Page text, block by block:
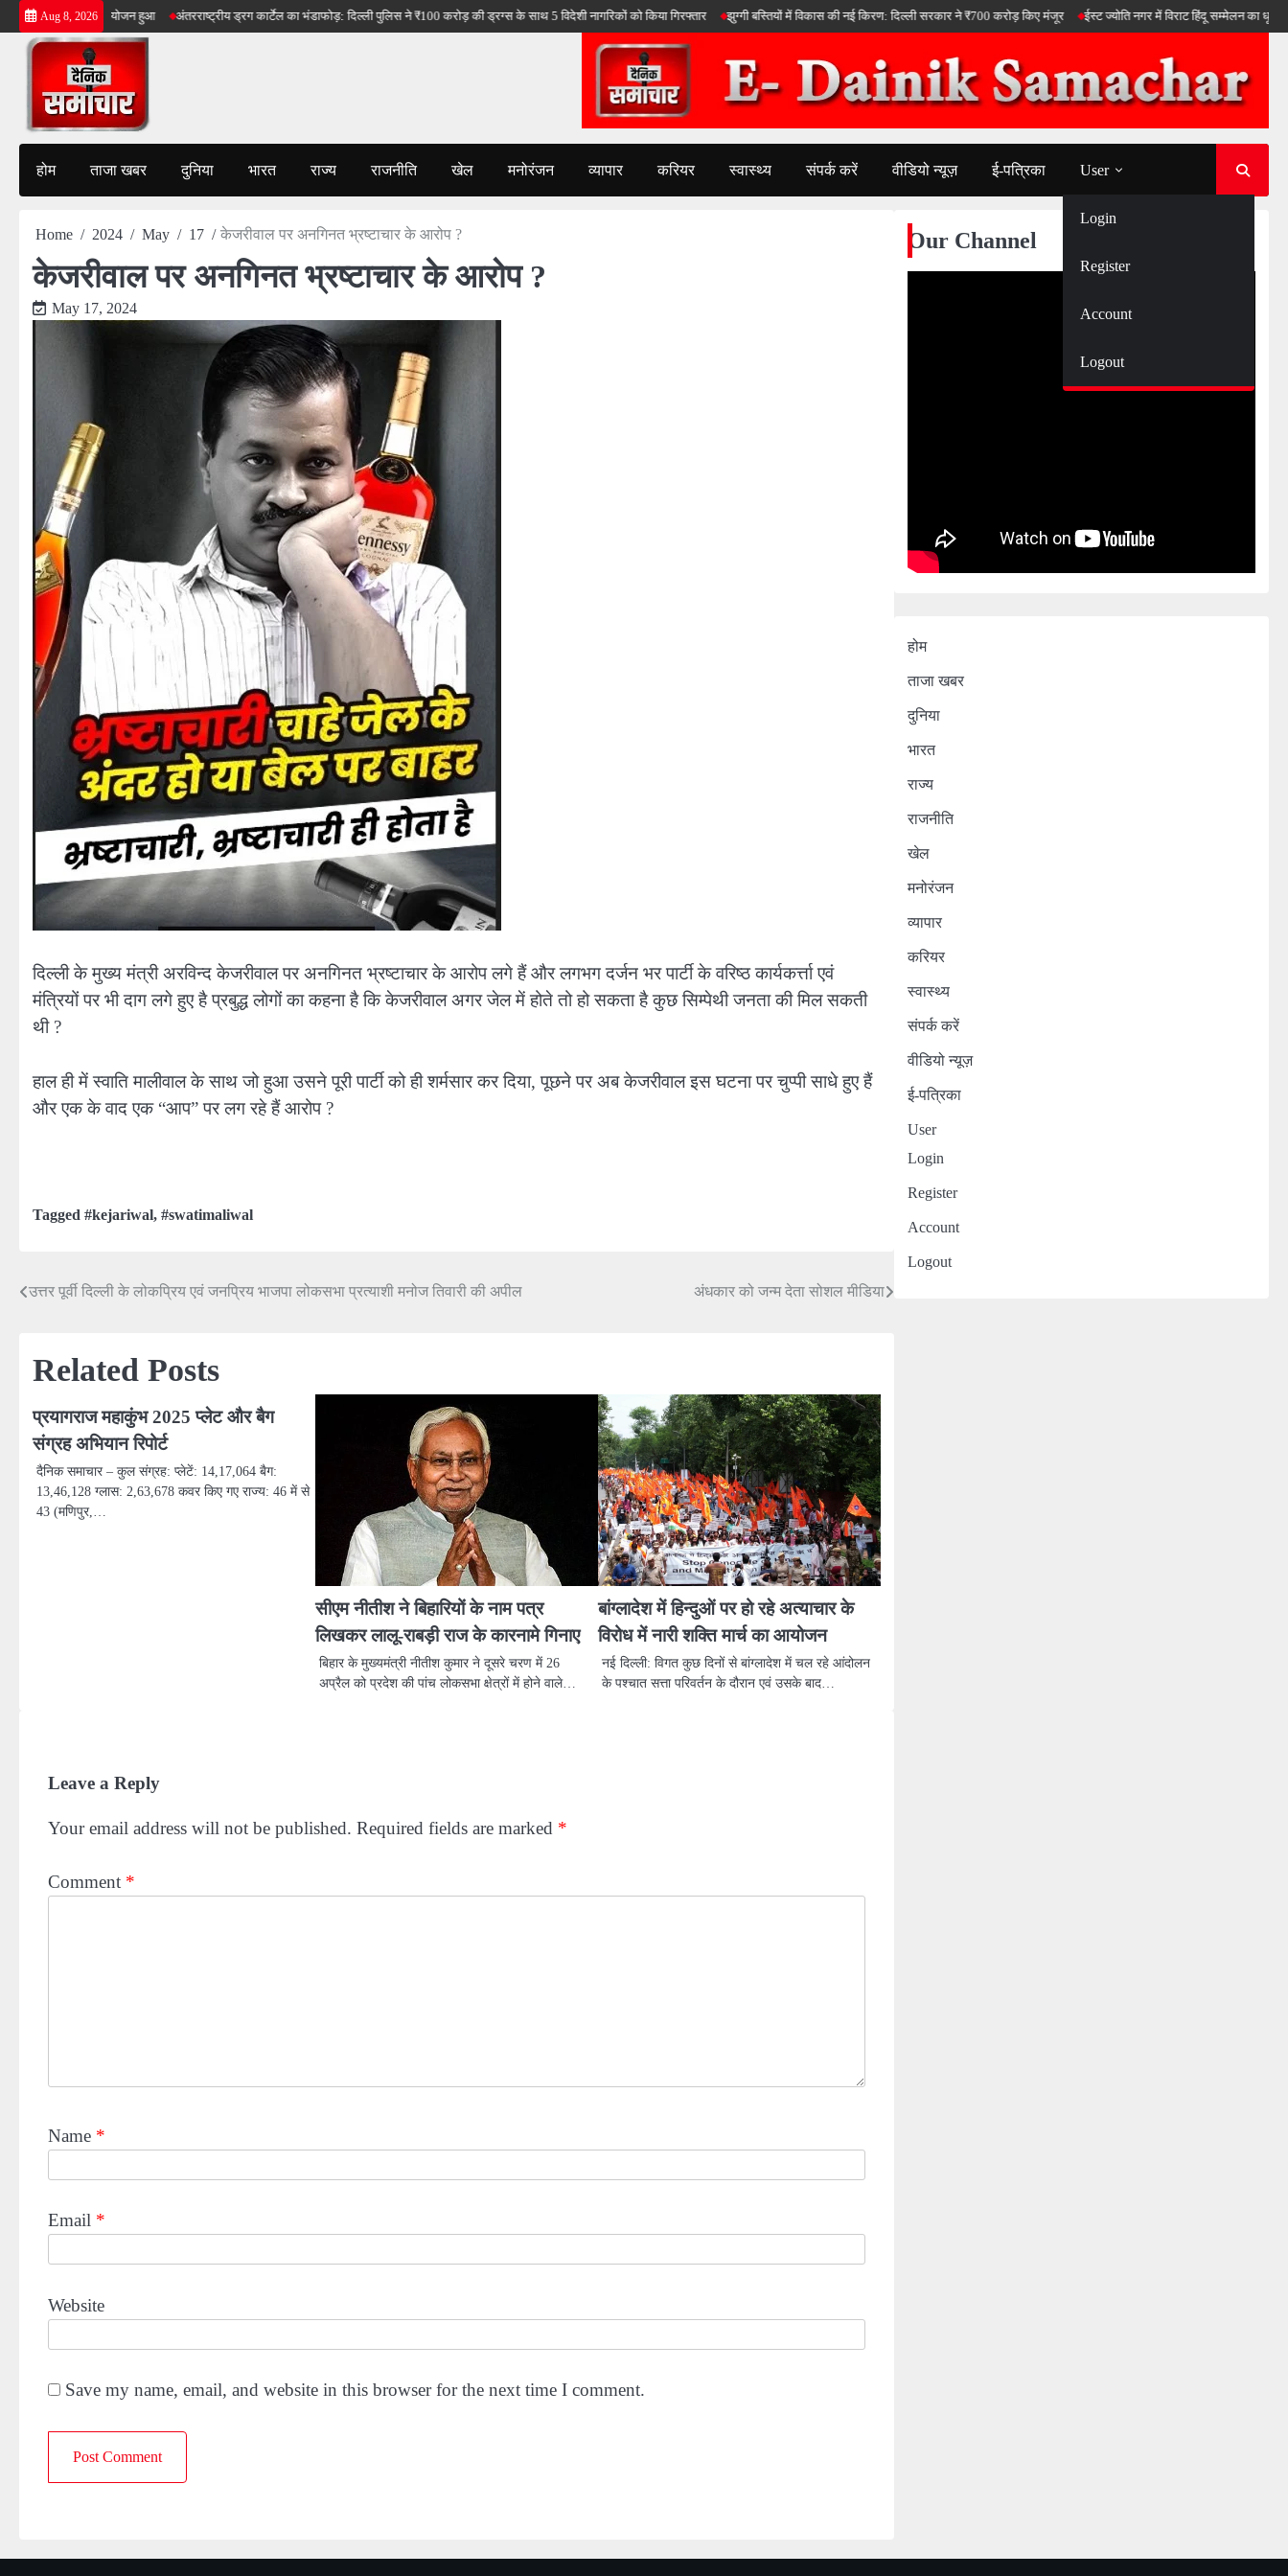
Skip
to
content
Aug 8, 2026
का धूम धाम से आयोजन हुआ अंतरराष्ट्रीय ड्रग कार्टेल का भंडाफोड़: दिल्ली पुलिस ने ₹100 करोड़ की ड्रग्स के साथ 5 विदेशी नागरिकों को किया गिरफ्तार झुग्गी बस्तियों में विकास की नई किरण: दिल्ली सरकार ने ₹700 करोड़ किए मंजूर ईस्ट ज्योति नगर में विराट हिंदू सम्मेलन का धूम धाम से
होम ताजा खबर दुनिया भारत राज्य राजनीति खेल मनोरंजन व्यापार करियर स्वास्थ्य संपर्क करें वीडियो न्यूज़ ई-पत्रिका User
Login
Register
Account
Logout
Home 2024 May 17 केजरीवाल पर अनगिनत भ्रष्टाचार के आरोप ?
केजरीवाल पर अनगिनत भ्रष्टाचार के आरोप ?
May 17, 2024
दिल्ली के मुख्य मंत्री अरविन्द केजरीवाल पर अनगिनत भ्रष्टाचार के आरोप लगे हैं और लगभग दर्जन भर पार्टी के वरिष्ठ कार्यकर्त्ता एवं
मंत्रियों पर भी दाग लगे हुए है प्रबुद्ध लोगों का कहना है कि केजरीवाल अगर जेल में होते तो हो सकता है कुछ सिम्पेथी जनता की मिल सकती
थी ?
हाल ही में स्वाति मालीवाल के साथ जो हुआ उसने पूरी पार्टी को ही शर्मसार कर दिया, पूछने पर अब केजरीवाल इस घटना पर चुप्पी साधे हुए हैं
और एक के वाद एक “आप” पर लग रहे हैं आरोप ?
Tagged #kejariwal, #swatimaliwal
Post
उत्तर पूर्वी दिल्ली के लोकप्रिय एवं जनप्रिय भाजपा लोकसभा प्रत्याशी मनोज तिवारी की अपील अंधकार को जन्म देता सोशल मीडिया
Related Posts
प्रयागराज महाकुंभ 2025 प्लेट और बैग
संग्रह अभियान रिपोर्ट
दैनिक समाचार – कुल संग्रह: प्लेटें: 14,17,064 बैग:
13,46,128 ग्लास: 2,63,678 कवर किए गए राज्य: 46 में से
43 (मणिपुर,…
सीएम नीतीश ने बिहारियों के नाम पत्र
लिखकर लालू-राबड़ी राज के कारनामे गिनाए
बिहार के मुख्यमंत्री नीतीश कुमार ने दूसरे चरण में 26
अप्रैल को प्रदेश की पांच लोकसभा क्षेत्रों में होने वाले…
बांग्लादेश में हिन्दुओं पर हो रहे अत्याचार के
विरोध में नारी शक्ति मार्च का आयोजन
नई दिल्ली: विगत कुछ दिनों से बांग्लादेश में चल रहे आंदोलन
के पश्चात सत्ता परिवर्तन के दौरान एवं उसके बाद…
Leave a Reply
Your email address will not be published. Required fields are marked *
Comment *
Name *
Email *
Website
Save my name, email, and website in this browser for the next time I comment.
Our Channel
होम
ताजा खबर
दुनिया
भारत
राज्य
राजनीति
खेल
मनोरंजन
व्यापार
करियर
स्वास्थ्य
संपर्क करें
वीडियो न्यूज़
ई-पत्रिका
User
Login
Register
Account
Logout